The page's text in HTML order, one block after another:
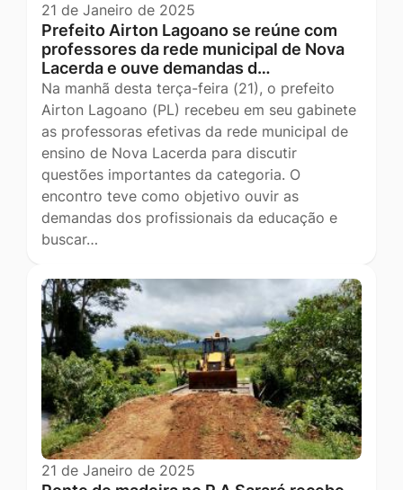
21 de Janeiro de 2025
Prefeito Airton Lagoano se reúne com
professores da rede municipal de Nova
Lacerda e ouve demandas d…
Na manhã desta terça-feira (21), o prefeito
Airton Lagoano (PL) recebeu em seu gabinete
as professoras efetivas da rede municipal de
ensino de Nova Lacerda para discutir
questões importantes da categoria. O
encontro teve como objetivo ouvir as
demandas dos profissionais da educação e
buscar…
21 de Janeiro de 2025